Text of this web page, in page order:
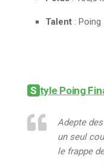
Talent : Poing
Style Poing
Adepte
un seul
le frappe